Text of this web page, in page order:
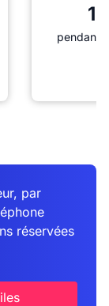
pendant
par
réservées